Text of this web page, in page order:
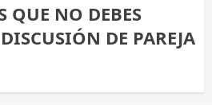
QUE NO DEBES
DE PAREJA